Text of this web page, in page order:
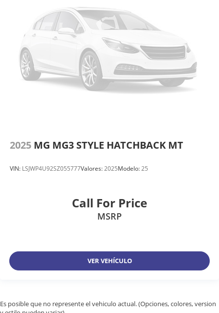
2025 MG MG3 STYLE HATCHBACK MT
VIN: LSJWP4U92SZ055777Valores:2025Modelo:25
Call For Price
MSRP
VER VEHÍCULO
Es posible que no represente el vehiculo actual. (Opciones, colores, version